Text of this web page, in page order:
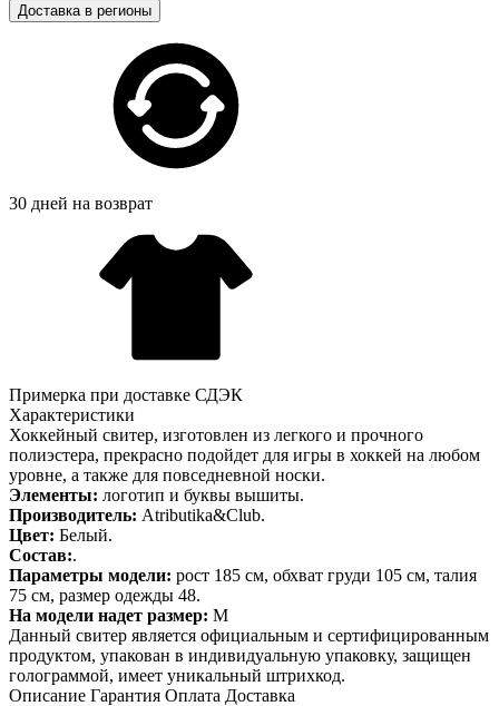
Доставка в регионы
30 дней на возврат
Примерка при доставке СДЭК
Характеристики
Хоккейный свитер, изготовлен из легкого и прочного
полиэстера, прекрасно подойдет для игры в хоккей на любом
уровне, а также для повседневной носки.
Элементы: логотип и буквы вышиты.
Производитель: Atributika&Club.
Цвет: Белый.
Состав:.
Параметры модели: рост 185 см, обхват груди 105 см, талия
75 см, размер одежды 48.
На модели надет размер: М
Данный свитер является официальным и сертифицированным
продуктом, упакован в индивидуальную упаковку, защищен
голограммой, имеет уникальный штрихкод.
Описание Гарантия Оплата Доставка